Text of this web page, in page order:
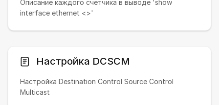
Описание каждого счетчика в выводе 'show
interface ethernet <>'
Настройка DCSCM
Настройка Destination Control Source Control
Multicast